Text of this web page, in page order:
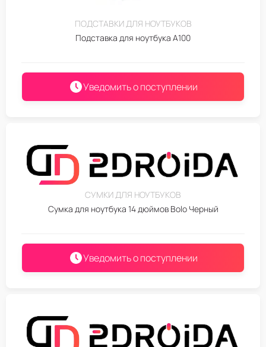
ПОДСТАВКИ ДЛЯ НОУТБУКОВ
Подставка для ноутбука A100
Уведомить о поступлении
СУМКИ ДЛЯ НОУТБУКОВ
Сумка для ноутбука 14 дюймов Bolo Черный
Уведомить о поступлении